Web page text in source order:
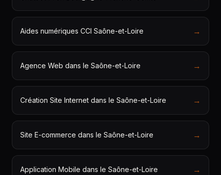
Aides numériques CCI Saône-et-Loire →
Agence Web dans le Saône-et-Loire →
Création Site Internet dans le Saône-et-Loire →
Site E-commerce dans le Saône-et-Loire →
Application Mobile dans le Saône-et-Loire →